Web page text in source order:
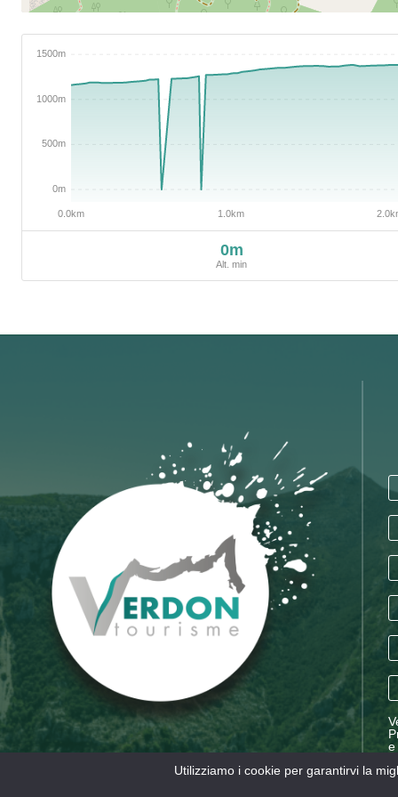
0m
Alt. min
e
Utilizziamo i cookie per garantirvi la